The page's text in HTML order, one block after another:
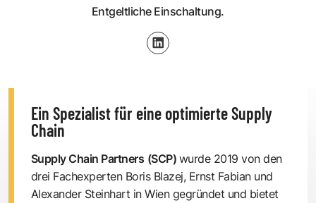
Entgeltliche Einschaltung.
Ein Spezialist für eine optimierte Supply
Chain
Supply Chain Partners (SCP) wurde 2019 von den
drei Fachexperten Boris Blazej, Ernst Fabian und
Alexander Steinhart in Wien gegründet und bietet